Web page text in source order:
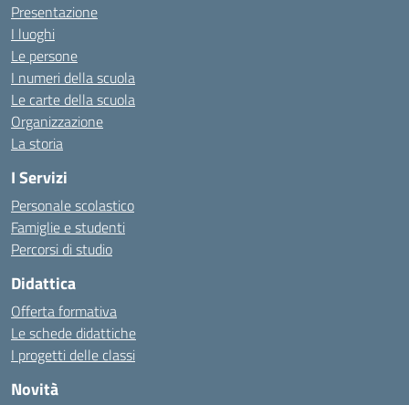
Presentazione
I luoghi
Le persone
I numeri della scuola
Le carte della scuola
Organizzazione
La storia
I Servizi
Personale scolastico
Famiglie e studenti
Percorsi di studio
Didattica
Offerta formativa
Le schede didattiche
I progetti delle classi
Novità